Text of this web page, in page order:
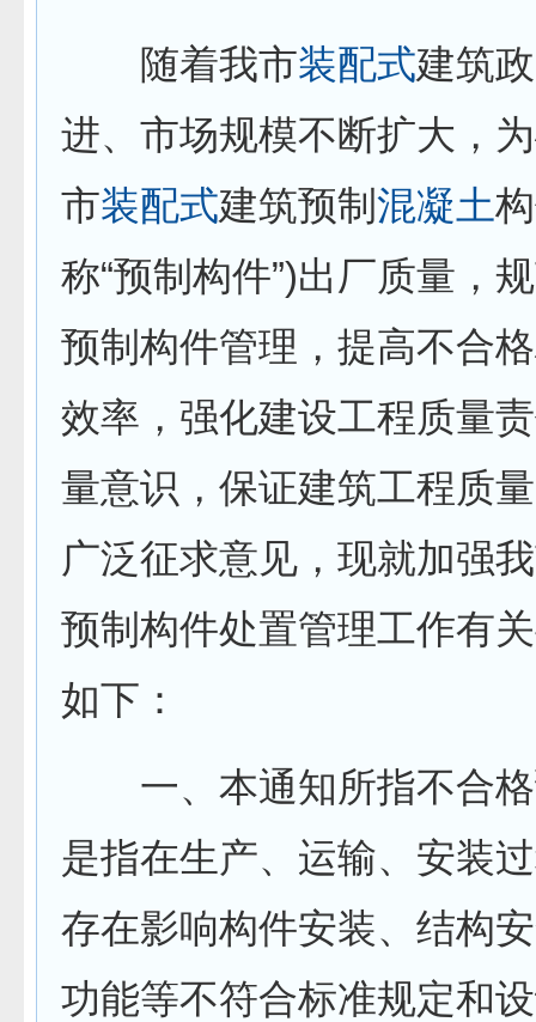
随着我市装配式建筑
进、市场规模不断扩大，
市装配式建筑预制 混凝土
称“预制构件”)出厂质量，
预制构件管理，提高不合
效率，强化建设工程质量
量意识，保证建筑工程质
广泛征求意见，现就加强
预制构件处置管理工作有
如下：
一、本通知所指不合格
是指在生产、运输、安装
存在影响构件安装、结构
功能等不符合标准规定和